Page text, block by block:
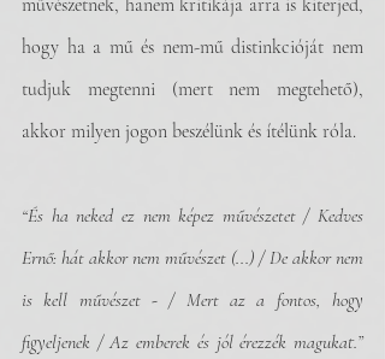
művészetnek, hanem kritikája arra is kiterjed,
hogy ha a mű és nem-mű distinkcióját nem
tudjuk megtenni (mert nem megtehető),
akkor milyen jogon beszélünk és ítélünk róla.
“És ha neked ez nem képez művészetet / Kedves
Ernő: hát akkor nem művészet (...) / De akkor nem
is kell művészet - / Mert az a fontos, hogy
figyeljenek / Az emberek és jól érezzék magukat.”